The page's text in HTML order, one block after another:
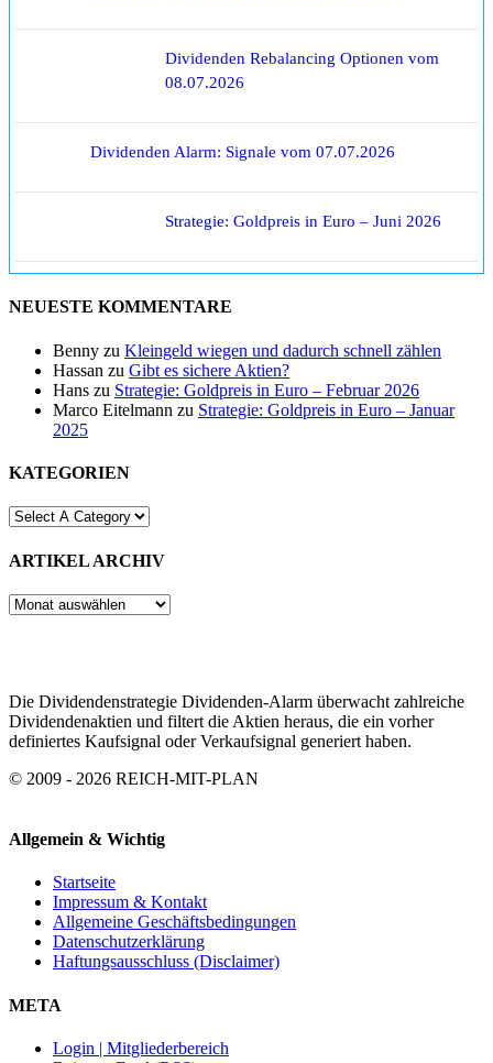
Dividenden Rebalancing Optionen vom
08.07.2026
Dividenden Alarm: Signale vom 07.07.2026
Strategie: Goldpreis in Euro – Juni 2026
NEUESTE KOMMENTARE
Benny zu Kleingeld wiegen und dadurch schnell zählen
Hassan zu Gibt es sichere Aktien?
Hans zu Strategie: Goldpreis in Euro – Februar 2026
Marco Eitelmann zu Strategie: Goldpreis in Euro – Januar
2025
KATEGORIEN
ARTIKEL ARCHIV
ARTIKEL
Die Dividendenstrategie Dividenden-Alarm überwacht zahlreiche
Dividendenaktien und filtert die Aktien heraus, die ein vorher
definiertes Kaufsignal oder Verkaufsignal generiert haben.
© 2009 - 2026 REICH-MIT-PLAN
Allgemein & Wichtig
Startseite
Impressum & Kontakt
Allgemeine Geschäftsbedingungen
Datenschutzerklärung
Haftungsausschluss (Disclaimer)
META
Login | Mitgliederbereich